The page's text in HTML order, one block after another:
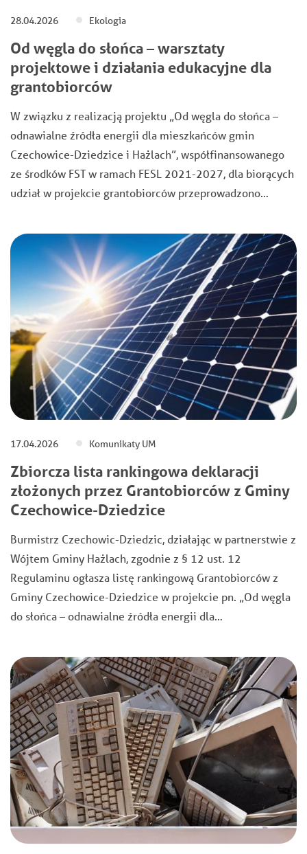
28.04.2026 Ekologia
Od węgla do słońca – warsztaty
projektowe i działania edukacyjne dla
grantobiorców
W związku z realizacją projektu „Od węgla do słońca –
odnawialne źródła energii dla mieszkańców gmin
Czechowice-Dziedzice i Hażlach”, współfinansowanego
ze środków FST w ramach FESL 2021-2027, dla biorących
udział w projekcie grantobiorców przeprowadzono…
17.04.2026 Komunikaty UM
Zbiorcza lista rankingowa deklaracji
złożonych przez Grantobiorców z Gminy
Czechowice-Dziedzice
Burmistrz Czechowic-Dziedzic, działając w partnerstwie z
Wójtem Gminy Hażlach, zgodnie z § 12 ust. 12
Regulaminu ogłasza listę rankingową Grantobiorców z
Gminy Czechowice-Dziedzice w projekcie pn. „Od węgla
do słońca – odnawialne źródła energii dla…